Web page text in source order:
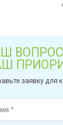
заявку для